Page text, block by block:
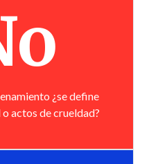
¿se define
actos de crueldad?